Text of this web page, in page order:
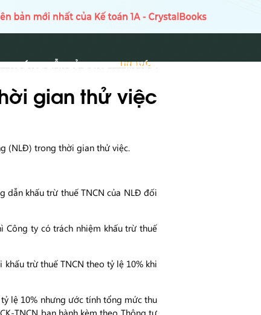
HƯỚNG DẪN SỬ DỤNG TIN TỨC
TIN TỨC
gian thử việc
(NLĐ) trong thời gian thử việc.
dẫn khấu trừ thuế TNCN của NLĐ đối
ty có trách nhiệm khấu trừ thuế
trừ thuế TNCN theo tỷ lệ 10% khi
lệ 10% nhưng ước tính tổng mức thu
TNCN ban hành kèm theo Thông tư